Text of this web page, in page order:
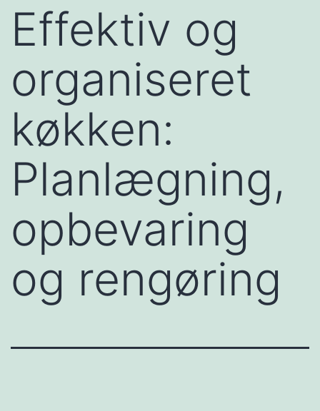
Effektiv og
organiseret
køkken:
Planlægning,
opbevaring
og rengøring